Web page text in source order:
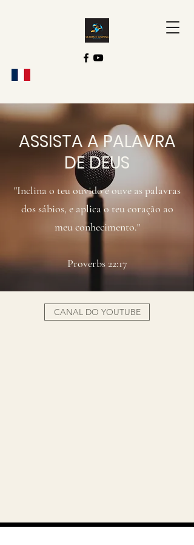
ASSISTA A PALAVRA
DE DEUS
"Inclina o teu ouvido e ouve as palavras
dos sábios, e aplica o teu coração ao
meu conhecimento."
Proverbs 22:17
CANAL DO YOUTUBE